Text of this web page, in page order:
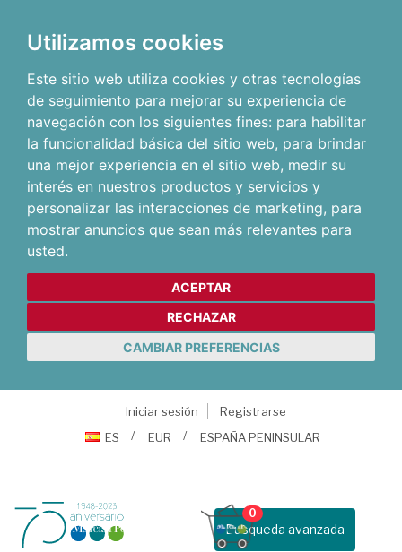
Utilizamos cookies
Este sitio web utiliza cookies y otras tecnologías
de seguimiento para mejorar su experiencia de
navegación con los siguientes fines: para habilitar
la funcionalidad básica del sitio web, para brindar
una mejor experiencia en el sitio web, medir su
interés en nuestros productos y servicios y
personalizar las interacciones de marketing, para
mostrar anuncios que sean más relevantes para
usted.
ACEPTAR
RECHAZAR
CAMBIAR PREFERENCIAS
Iniciar sesión
Registrarse
ES
EUR ESPAÑA PENINSULAR
Busqueda avanzada
0